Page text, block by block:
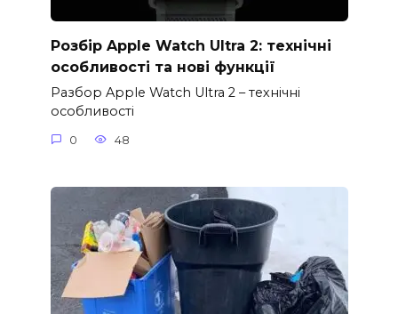
Розбір Apple Watch Ultra 2: технічні
особливості та нові функції
Разбор Apple Watch Ultra 2 – технічні
особливості
0 48